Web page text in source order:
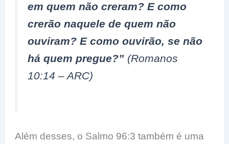
em quem não creram? E como
crerão naquele de quem não
ouviram? E como ouvirão, se não
há quem pregue?” (Romanos
10:14 – ARC)
Além desses, o Salmo 96:3 também é uma